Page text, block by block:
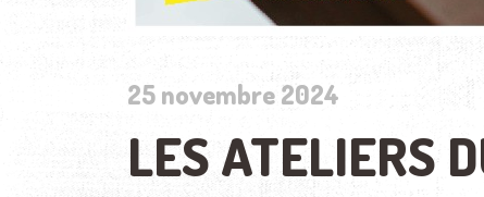
25 novembre 2024
LES ATELIERS